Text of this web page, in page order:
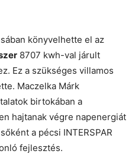
könyvelhette el az
8707 kwh-val járult
Ez a szükséges villamos
Maczelka Márk
birtokában a
hajtanak végre napenergiát
a pécsi INTERSPAR
fejlesztés.